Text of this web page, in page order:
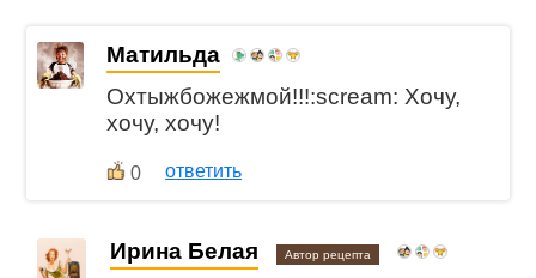
Матильда
Охтыжбожежмой!!!:scream: Хочу,
хочу, хочу!
0 ответить
Ирина Белая Автор рецепта